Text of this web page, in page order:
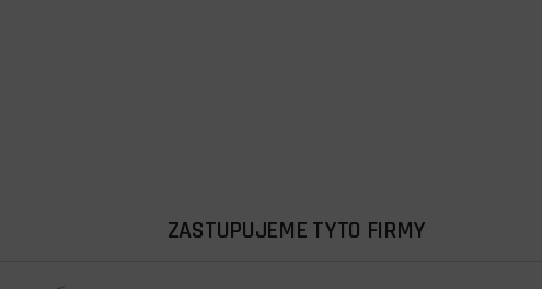
ZASTUPUJEME TYTO FIRMY